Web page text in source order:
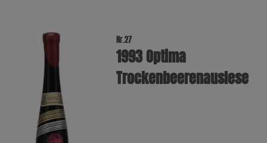
Nr.27
1993 Optima
Trockenbeerenauslese